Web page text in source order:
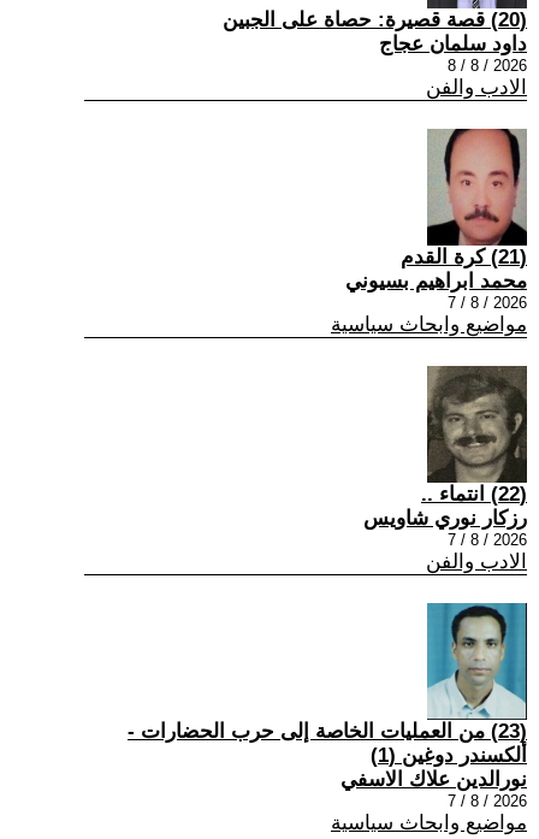
(20) قصة قصيرة: حصاة على الجبين
داود سلمان عجاج
2026 / 8 / 8
الادب والفن
(21) كرة القدم
محمد ابراهيم بسيوني
2026 / 8 / 7
مواضيع وابحاث سياسية
(22) انتماء ..
رزكار نوري شاويس
2026 / 8 / 7
الادب والفن
(23) من العمليات الخاصة إلى حرب الحضارات -
ألكسندر دوغين (1)
نورالدين علاك الاسفي
2026 / 8 / 7
مواضيع وابحاث سياسية